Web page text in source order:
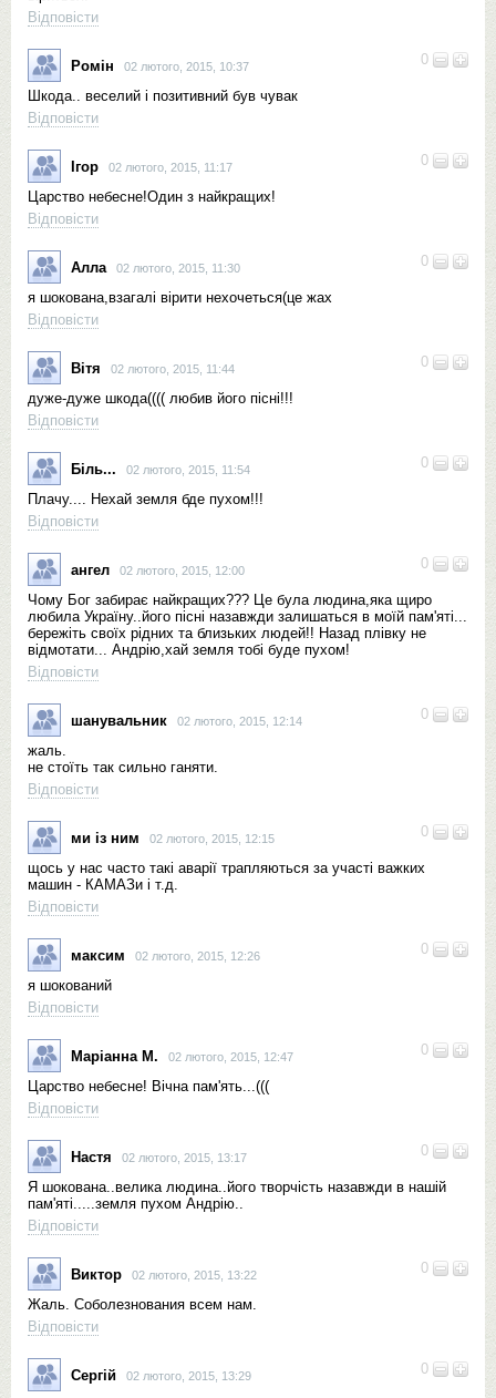
Відповісти
0
Ромін 02 лютого, 2015, 10:37
Шкода.. веселий і позитивний був чувак
Відповісти
0
Ігор 02 лютого, 2015, 11:17
Царство небесне!Один з найкращих!
Відповісти
0
Алла 02 лютого, 2015, 11:30
я шокована,взагалі вірити нехочеться(це жах
Відповісти
0
Вітя 02 лютого, 2015, 11:44
дуже-дуже шкода(((( любив його пісні!!!
Відповісти
0
Біль... 02 лютого, 2015, 11:54
Плачу.... Нехай земля бде пухом!!!
Відповісти
0
ангел 02 лютого, 2015, 12:00
Чому Бог забирає найкращих??? Це була людина,яка щиро
любила Україну..його пісні назавжди залишаться в моїй пам'яті...
бережіть своїх рідних та близьких людей!! Назад плівку не
відмотати... Андрію,хай земля тобі буде пухом!
Відповісти
0
шанувальник 02 лютого, 2015, 12:14
жаль.
не стоїть так сильно ганяти.
Відповісти
0
ми із ним 02 лютого, 2015, 12:15
щось у нас часто такі аварії трапляються за участі важких
машин - КАМАЗи і т.д.
Відповісти
0
максим 02 лютого, 2015, 12:26
я шокований
Відповісти
0
Маріанна М. 02 лютого, 2015, 12:47
Царство небесне! Вічна пам'ять...(((
Відповісти
0
Настя 02 лютого, 2015, 13:17
Я шокована..велика людина..його творчість назавжди в нашій
пам'яті.....земля пухом Андрію..
Відповісти
0
Виктор 02 лютого, 2015, 13:22
Жаль. Соболезнования всем нам.
Відповісти
0
Сергій 02 лютого, 2015, 13:29